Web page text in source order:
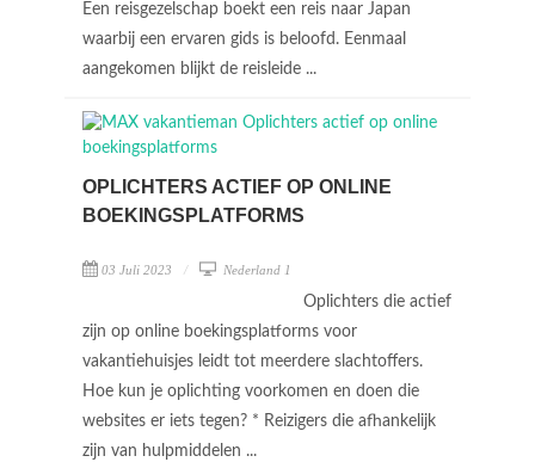
Een reisgezelschap boekt een reis naar Japan
waarbij een ervaren gids is beloofd. Eenmaal
aangekomen blijkt de reisleide ...
OPLICHTERS ACTIEF OP ONLINE
BOEKINGSPLATFORMS
03 Juli 2023 Nederland 1
Oplichters die actief
zijn op online boekingsplatforms voor
vakantiehuisjes leidt tot meerdere slachtoffers.
Hoe kun je oplichting voorkomen en doen die
websites er iets tegen? * Reizigers die afhankelijk
zijn van hulpmiddelen ...